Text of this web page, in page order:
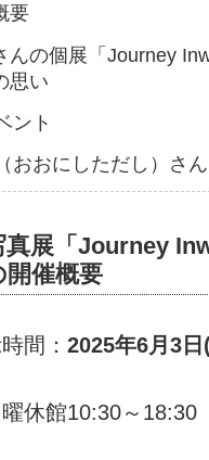
要
んの個展「Journey
思い
ント
おおにしただし）さ
真展「Journey
開催概要
間： 2025年6月3日
10:30～18:30（